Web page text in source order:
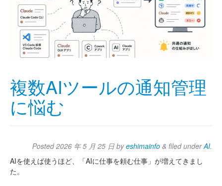
複数AIツールの通知管理
に悩む
Posted2026 年 5 月 25 日 byeshimainfo & filed underAI.
AIを使えば使うほど、「AIに仕事を頼む仕事」が増えてきまし
た。